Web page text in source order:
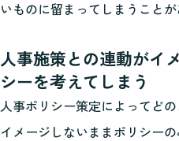
いものに留まってしまうことが
人事施策との連動がイ
シーを考えてしまう
人事ポリシー策定によってど
イメージしないままポリシー